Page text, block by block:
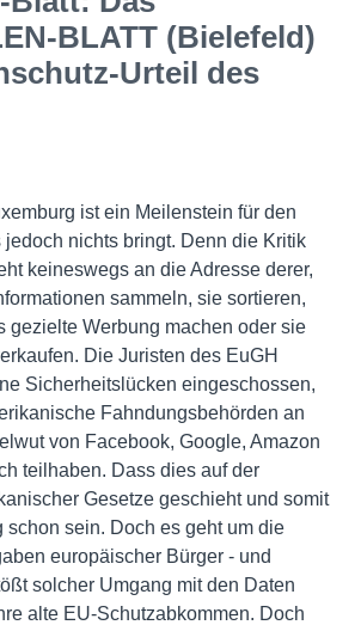
BLATT (Bielefeld)
Urteil des
ist ein Meilenstein für den
jedoch nichts bringt. Denn die Kritik
keineswegs an die Adresse derer,
sammeln, sie sortieren,
gezielte Werbung machen oder sie
Die Juristen des EuGH
Sicherheitslücken eingeschossen,
Fahndungsbehörden an
von Facebook, Google, Amazon
teilhaben. Dass dies auf der
Gesetze geschieht und somit
schon sein. Doch es geht um die
europäischer Bürger - und
solcher Umgang mit den Daten
alte EU-Schutzabkommen. Doch